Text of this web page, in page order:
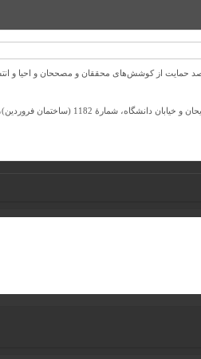
میراث مكتوب در سال 1372 ش به قصد حمایت از كوشش‌های
شمارۀ 1182 (ساختمان فروردین)، طبقۀ دوم